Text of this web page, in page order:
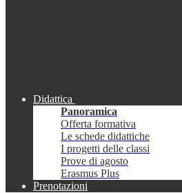
Didattica
Panoramica
Offerta formativa
Le schede didattiche
I progetti delle classi
Prove di agosto
Erasmus Plus
Prenotazioni